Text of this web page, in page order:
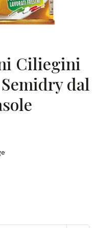
Ciliegini
dal
Semidry dal